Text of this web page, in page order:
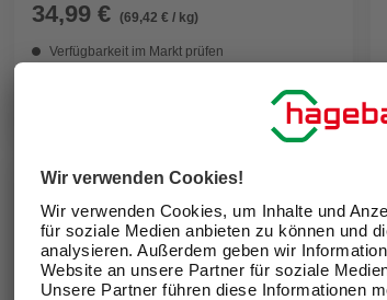
34,99 € (69,42 € / kg)
Verfügbarkeit im Markt prüfen